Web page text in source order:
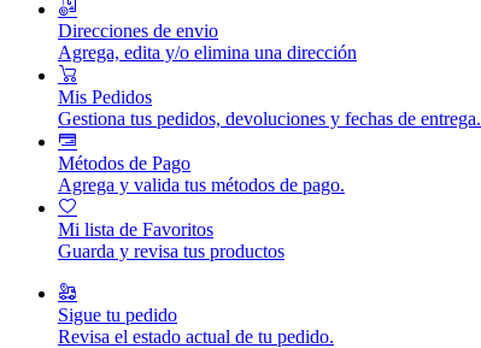
Direcciones de envio
Agrega, edita y/o elimina una dirección
Mis Pedidos
Gestiona tus pedidos, devoluciones y fechas de entrega.
Métodos de Pago
Agrega y valida tus métodos de pago.
Mi lista de Favoritos
Guarda y revisa tus productos
Sigue tu pedido
Revisa el estado actual de tu pedido.